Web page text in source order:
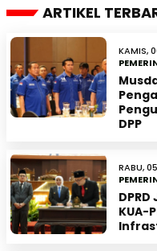
ARTIKEL
KAMIS,
DPP
RABU,
KUA-